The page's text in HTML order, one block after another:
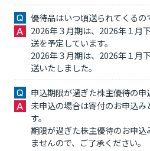
優待品はいつ頃送られてくるの
2026年３月期は、2026年１月
送を予定しています。
2026年３月期は、2026年１月
送いたしました。
申込期限が過ぎた株主優待の申
未申込の場合は寄付のお申込
す。
期限が過ぎた株主優待のお申
ませんので、ご了承ください。